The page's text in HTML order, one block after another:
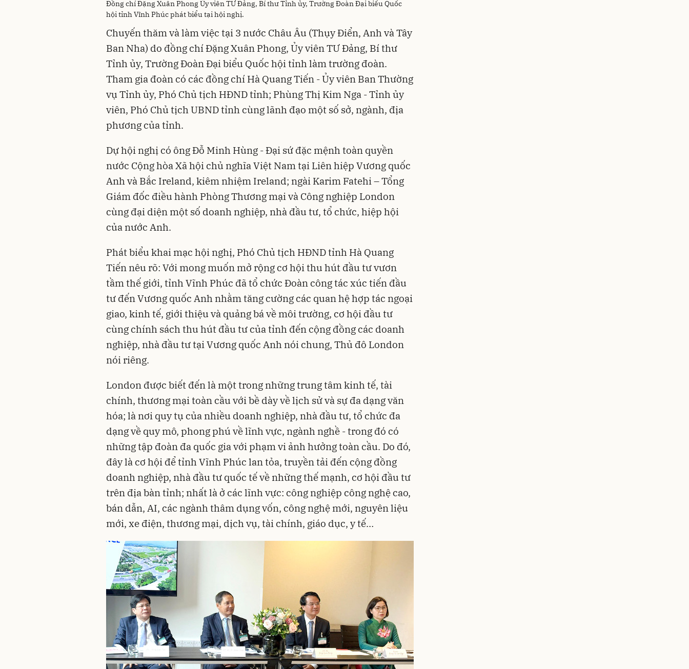
Đồng chí Đặng Xuân Phong Ủy viên TƯ Đảng, Bí thư Tỉnh ủy, Trường Đoàn Đại biểu Quốc
hội tỉnh Vĩnh Phúc phát biểu tại hội nghị.
Chuyến thăm và làm việc tại 3 nước Châu Âu (Thụy Điển, Anh và Tây
Ban Nha) do đồng chí Đặng Xuân Phong, Ủy viên TƯ Đảng, Bí thư
Tỉnh ủy, Trường Đoàn Đại biểu Quốc hội tỉnh làm trường đoàn.
Tham gia đoàn có các đồng chí Hà Quang Tiến - Ủy viên Ban Thường
vụ Tỉnh ủy, Phó Chủ tịch HĐND tỉnh; Phùng Thị Kim Nga - Tỉnh ủy
viên, Phó Chủ tịch UBND tỉnh cùng lãnh đạo một số sở, ngành, địa
phương của tỉnh.
Dự hội nghị có ông Đỗ Minh Hùng - Đại sứ đặc mệnh toàn quyền
nước Cộng hòa Xã hội chủ nghĩa Việt Nam tại Liên hiệp Vương quốc
Anh và Bắc Ireland, kiêm nhiệm Ireland; ngài Karim Fatehi – Tổng
Giám đốc điều hành Phòng Thương mại và Công nghiệp London
cùng đại diện một số doanh nghiệp, nhà đầu tư, tổ chức, hiệp hội
của nước Anh.
Phát biểu khai mạc hội nghị, Phó Chủ tịch HĐND tỉnh Hà Quang
Tiến nêu rõ: Với mong muốn mở rộng cơ hội thu hút đầu tư vươn
tầm thế giới, tỉnh Vĩnh Phúc đã tổ chức Đoàn công tác xúc tiến đầu
tư đến Vương quốc Anh nhằm tăng cường các quan hệ hợp tác ngoại
giao, kinh tế, giới thiệu và quảng bá về môi trường, cơ hội đầu tư
cùng chính sách thu hút đầu tư của tỉnh đến cộng đồng các doanh
nghiệp, nhà đầu tư tại Vương quốc Anh nói chung, Thủ đô London
nói riêng.
London được biết đến là một trong những trung tâm kinh tế, tài
chính, thương mại toàn cầu với bề dày về lịch sử và sự đa dạng văn
hóa; là nơi quy tụ của nhiều doanh nghiệp, nhà đầu tư, tổ chức đa
dạng về quy mô, phong phú về lĩnh vực, ngành nghề - trong đó có
những tập đoàn đa quốc gia với phạm vi ảnh hưởng toàn cầu. Do đó,
đây là cơ hội để tỉnh Vĩnh Phúc lan tỏa, truyền tải đến cộng đồng
doanh nghiệp, nhà đầu tư quốc tế về những thế mạnh, cơ hội đầu tư
trên địa bàn tỉnh; nhất là ở các lĩnh vực: công nghiệp công nghệ cao,
bán dẫn, AI, các ngành thâm dụng vốn, công nghệ mới, nguyên liệu
mới, xe điện, thương mại, dịch vụ, tài chính, giáo dục, y tế…